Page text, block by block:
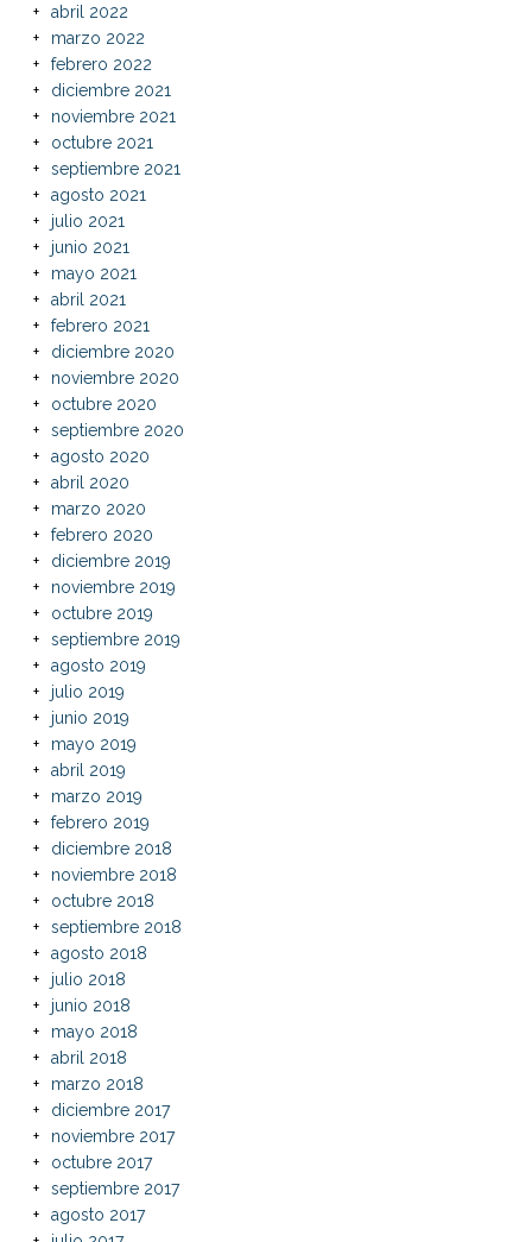
abril 2022
marzo 2022
febrero 2022
diciembre 2021
noviembre 2021
octubre 2021
septiembre 2021
agosto 2021
julio 2021
junio 2021
mayo 2021
abril 2021
febrero 2021
diciembre 2020
noviembre 2020
octubre 2020
septiembre 2020
agosto 2020
abril 2020
marzo 2020
febrero 2020
diciembre 2019
noviembre 2019
octubre 2019
septiembre 2019
agosto 2019
julio 2019
junio 2019
mayo 2019
abril 2019
marzo 2019
febrero 2019
diciembre 2018
noviembre 2018
octubre 2018
septiembre 2018
agosto 2018
julio 2018
junio 2018
mayo 2018
abril 2018
marzo 2018
diciembre 2017
noviembre 2017
octubre 2017
septiembre 2017
agosto 2017